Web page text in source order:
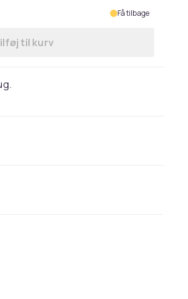
Få tilbage
Læg JONR X1 Max robotstøvsuger i
til kurv